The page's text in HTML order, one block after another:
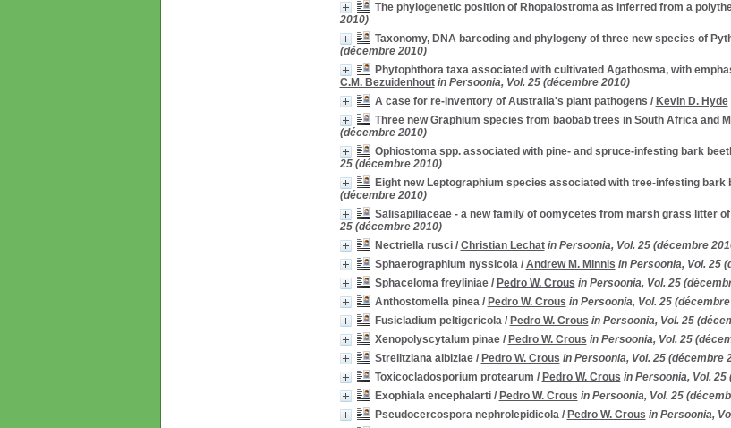
The phylogenetic position of Rhopalostroma as inferred from a
2010)
Taxonomy, DNA barcoding and phylogeny of three new species of
(décembre 2010)
Phytophthora taxa associated with cultivated Agathosma, with
C.M. Bezuidenhout in Persoonia, Vol. 25 (décembre 2010)
A case for re-inventory of Australia's plant pathogens / Kevin D. Hyde
Three new Graphium species from baobab trees in South Africa and
(décembre 2010)
Ophiostoma spp. associated with pine- and spruce-infesting bark
25 (décembre 2010)
Eight new Leptographium species associated with tree-infesting bark
(décembre 2010)
Salisapiliaceae - a new family of oomycetes from marsh grass litter
25 (décembre 2010)
Nectriella rusci/ Christian Lechat in Persoonia, Vol. 25 (décembre
Sphaerographium nyssicola/ Andrew M. Minnis in Persoonia, Vol. 25
Sphaceloma freyliniae/ Pedro W. Crous in Persoonia, Vol. 25
Anthostomella pinea/ Pedro W. Crous in Persoonia, Vol. 25
Fusicladium peltigericola/ Pedro W. Crous in Persoonia, Vol. 25
Xenopolyscytalum pinae/ Pedro W. Crous in Persoonia, Vol. 25
Strelitziana albiziae/ Pedro W. Crous in Persoonia, Vol. 25 (décembre
Toxicocladosporium protearum / Pedro W. Crous in Persoonia, Vol. 25
Exophiala encephalarti/ Pedro W. Crous in Persoonia, Vol. 25
Pseudocercospora nephrolepidicola/ Pedro W. Crous in Persoonia,